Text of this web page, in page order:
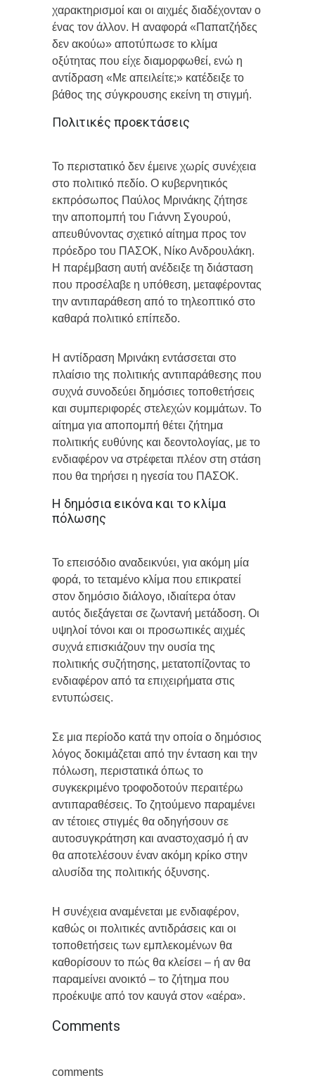
χαρακτηρισμοί και οι αιχμές διαδέχονταν ο
ένας τον άλλον. Η αναφορά «Παπατζήδες
δεν ακούω» αποτύπωσε το κλίμα
οξύτητας που είχε διαμορφωθεί, ενώ η
αντίδραση «Με απειλείτε;» κατέδειξε το
βάθος της σύγκρουσης εκείνη τη στιγμή.
Πολιτικές προεκτάσεις
Το περιστατικό δεν έμεινε χωρίς συνέχεια
στο πολιτικό πεδίο. Ο κυβερνητικός
εκπρόσωπος Παύλος Μρινάκης ζήτησε
την αποπομπή του Γιάννη Σγουρού,
απευθύνοντας σχετικό αίτημα προς τον
πρόεδρο του ΠΑΣΟΚ, Νίκο Ανδρουλάκη.
Η παρέμβαση αυτή ανέδειξε τη διάσταση
που προσέλαβε η υπόθεση, μεταφέροντας
την αντιπαράθεση από το τηλεοπτικό στο
καθαρά πολιτικό επίπεδο.
Η αντίδραση Μρινάκη εντάσσεται στο
πλαίσιο της πολιτικής αντιπαράθεσης που
συχνά συνοδεύει δημόσιες τοποθετήσεις
και συμπεριφορές στελεχών κομμάτων. Το
αίτημα για αποπομπή θέτει ζήτημα
πολιτικής ευθύνης και δεοντολογίας, με το
ενδιαφέρον να στρέφεται πλέον στη στάση
που θα τηρήσει η ηγεσία του ΠΑΣΟΚ.
Η δημόσια εικόνα και το κλίμα
πόλωσης
Το επεισόδιο αναδεικνύει, για ακόμη μία
φορά, το τεταμένο κλίμα που επικρατεί
στον δημόσιο διάλογο, ιδιαίτερα όταν
αυτός διεξάγεται σε ζωντανή μετάδοση. Οι
υψηλοί τόνοι και οι προσωπικές αιχμές
συχνά επισκιάζουν την ουσία της
πολιτικής συζήτησης, μετατοπίζοντας το
ενδιαφέρον από τα επιχειρήματα στις
εντυπώσεις.
Σε μια περίοδο κατά την οποία ο δημόσιος
λόγος δοκιμάζεται από την ένταση και την
πόλωση, περιστατικά όπως το
συγκεκριμένο τροφοδοτούν περαιτέρω
αντιπαραθέσεις. Το ζητούμενο παραμένει
αν τέτοιες στιγμές θα οδηγήσουν σε
αυτοσυγκράτηση και αναστοχασμό ή αν
θα αποτελέσουν έναν ακόμη κρίκο στην
αλυσίδα της πολιτικής όξυνσης.
Η συνέχεια αναμένεται με ενδιαφέρον,
καθώς οι πολιτικές αντιδράσεις και οι
τοποθετήσεις των εμπλεκομένων θα
καθορίσουν το πώς θα κλείσει – ή αν θα
παραμείνει ανοικτό – το ζήτημα που
προέκυψε από τον καυγά στον «αέρα».
Comments
comments